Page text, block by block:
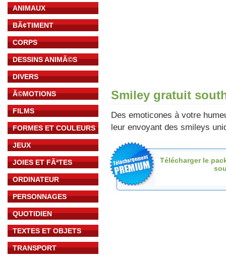
ANIMAUX
BÃ¢TIMENT
CORPS
DESSINS ANIMÃ©S
DIVERS
Ã©MOTIONS
FILMS
FORMES ET COULEURS
JEUX
JOIES ET FÃªTES
ORDINATEUR
PERSONNAGES
QUOTIDIEN
TEXTES ET OBJETS
TRANSPORT
Smiley gratuit
Des emoticones à votre
leur envoyant des smileys
Télécharger le